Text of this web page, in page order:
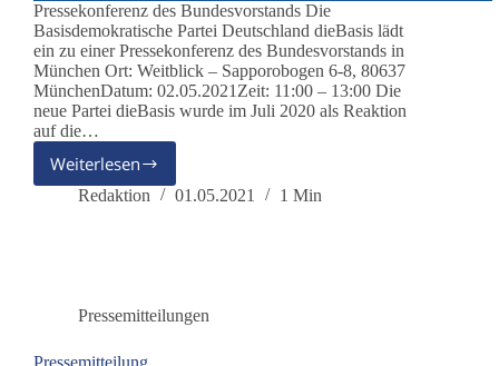
Pressekonferenz des Bundesvorstands Die
Basisdemokratische Partei Deutschland dieBasis lädt
ein zu einer Pressekonferenz des Bundesvorstands in
München Ort: Weitblick – Sapporobogen 6-8, 80637
MünchenDatum: 02.05.2021Zeit: 11:00 – 13:00 Die
neue Partei dieBasis wurde im Juli 2020 als Reaktion
auf die…
WeiterlesenPressemitteilung
Redaktion 01.05.2021 1 Min
Pressemitteilungen